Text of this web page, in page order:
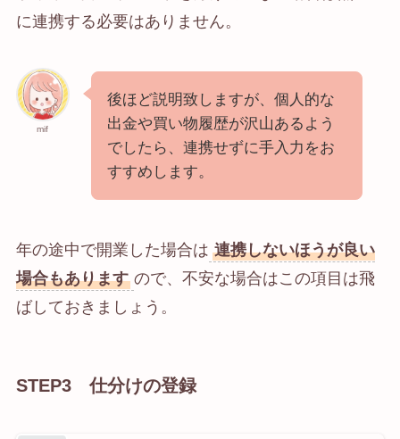
に連携する必要はありません。
mif
後ほど説明致しますが、個人的な
出金や買い物履歴が沢山あるよう
でしたら、連携せずに手入力をお
すすめします。
年の途中で開業した場合は 連携しないほうが良い
場合もあります ので、不安な場合はこの項目は飛
ばしておきましょう。
STEP3 仕分けの登録